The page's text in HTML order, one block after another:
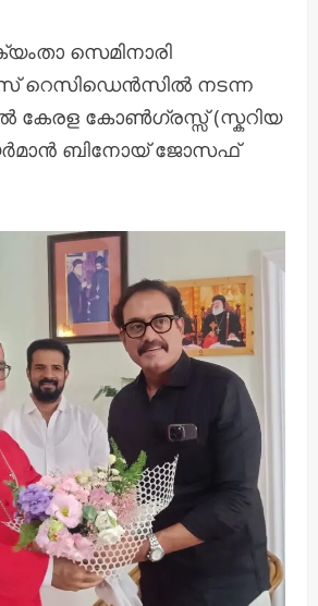
സെമിനാരി
റെസിഡെൻസിൽ നടന്ന
കേരള കോൺഗ്രസ്സ് (സ്കറിയ
ബിനോയ് ജോസഫ്